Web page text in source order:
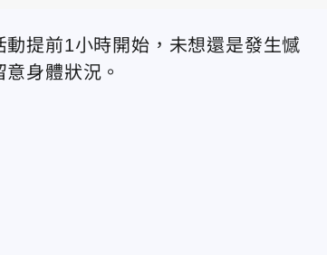
提前1小時開始，未想還是發生憾
身體狀況。